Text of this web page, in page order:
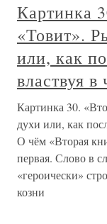
Картинка
«Товит».
или, как
властвуя в
Картинка 30.
духи или, как
О чём «Вторая
первая. Слово в
«героически»
козни